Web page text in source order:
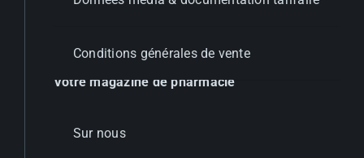
Conditions générales de vente
Votre magazine de pharmacie
Sur nous